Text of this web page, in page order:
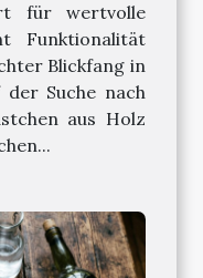
für wertvolle
Funktionalität
Blickfang in
der Suche nach
aus Holz